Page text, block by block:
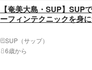
【奄美大島・SUP】SUP
ーフィンテクニックを身
SUP（サップ）
6歳から